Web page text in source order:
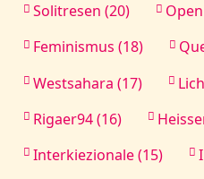
Solitresen (20)
Feminismus (18)
Westsahara (17)
Rigaer94 (16)
Interkiezionale (15)